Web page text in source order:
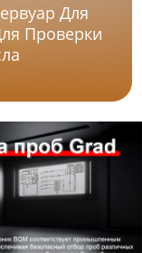
Для
Проверки